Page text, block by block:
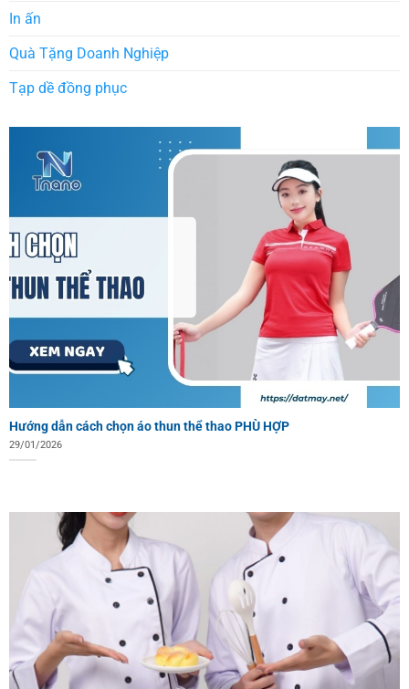
In ấn
Quà Tặng Doanh Nghiệp
Tạp dề đồng phục
Hướng dẫn cách chọn áo thun thể thao PHÙ HỢP
29/01/2026